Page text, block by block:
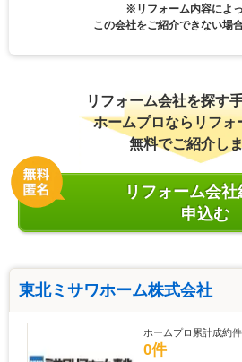
※リフォーム内容によっ
この会社をご紹介できない場
リフォーム会社を探す
ホームプロならリフォ
無料でご紹介しま
リフォーム会社
申込む
東北ミサワホーム株式会社
ホームプロ累計成約
0件